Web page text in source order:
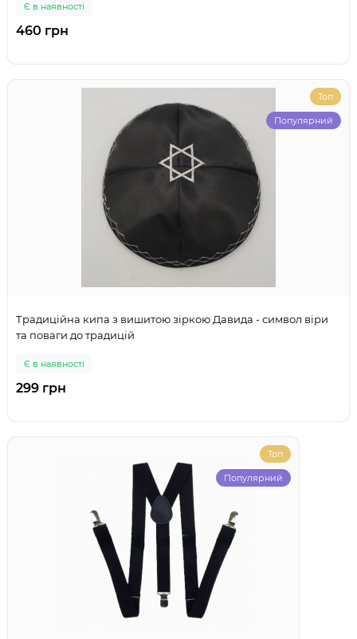
Є в наявності
460 грн
Топ
Популярний
Традиційна кипа з вишитою зіркою Давида - символ віри
та поваги до традицій
Є в наявності
299 грн
Топ
Популярний